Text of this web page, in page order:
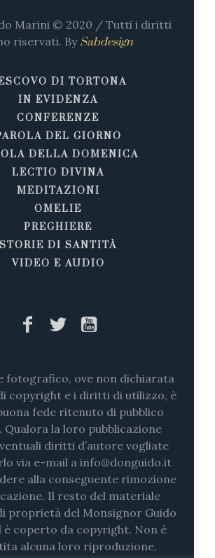
Marini © 2020 / Tutti i diritti
riservati. BySabdesign
DI TORTONA
IN EVIDENZA
CONFERENZE
DEL GIORNO
DELLA DOMENICA
LECTIO DIVINA
MEDITAZIONI
OMELIE
PREGHIERE
STORIE DI SANTITÀ
VIDEO E AUDIO
fotografico, ove non dichiarata
copyright e i diritti di utilizzo, è
fede ritenuto di pubblico
Qualora la loro pubblicazione
diritti d’autore vogliate
via e-mail a info@donguido.it
alla conseguente rimozione
Il resto del materiale
proprietà del Monsignor Guido
è coperto da copyright. Non è
alcuna loro riproduzione,